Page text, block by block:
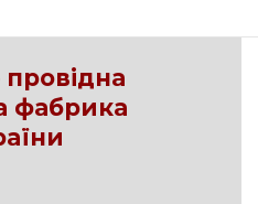
фабрика